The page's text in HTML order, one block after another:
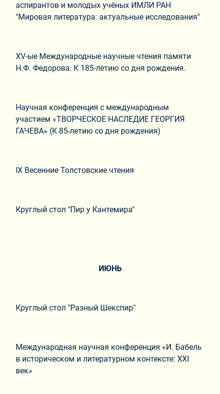
аспирантов и молодых учёных ИМЛИ РАН
"Мировая литература: актуальные исследования"
XV-ые Международные научные чтения памяти
Н.Ф. Федорова. К 185-летию со дня рождения.
Научная конференция с международным
участием «ТВОРЧЕСКОЕ НАСЛЕДИЕ ГЕОРГИЯ
ГАЧЕВА» (К 85-летию со дня рождения)
IX Весенние Толстовские чтения
Круглый стол "Пир у Кантемира"
ИЮНЬ
Круглый стол "Разный Шекспир"
Международная научная конференция «И. Бабель
в историческом и литературном контексте: XXI
век»